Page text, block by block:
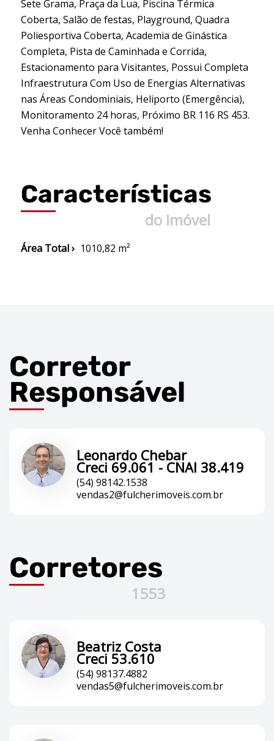
Sete Grama, Praça da Lua, Piscina Térmica
Coberta, Salão de festas, Playground, Quadra
Poliesportiva Coberta, Academia de Ginástica
Completa, Pista de Caminhada e Corrida,
Estacionamento para Visitantes, Possui Completa
Infraestrutura Com Uso de Energias Alternativas
nas Áreas Condominiais, Heliporto (Emergência),
Monitoramento 24 horas, Próximo BR 116 RS 453.
Venha Conhecer Você também!
Características
do Imóvel
Área Total › 1010,82 m²
Corretor
Responsável
Leonardo Chebar
Creci 69.061 - CNAI 38.419
(54) 98142.1538
vendas2@fulcherimoveis.com.br
Corretores
1553
Beatriz Costa
Creci 53.610
(54) 98137.4882
vendas5@fulcherimoveis.com.br